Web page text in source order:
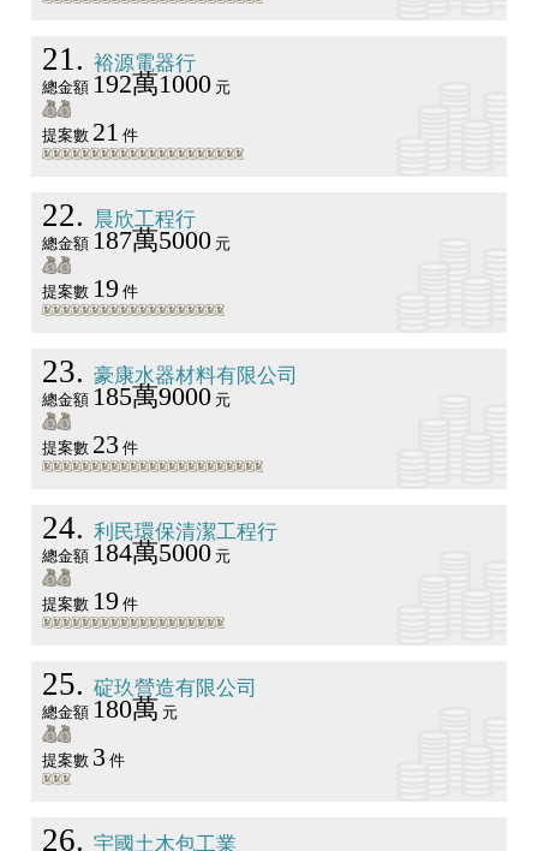
21 裕源電器行
總金額 192萬1000元
提案數 21 件
22 晨欣工程行
總金額 187萬5000元
提案數 19 件
23 豪康水器材料有限公司
總金額 185萬9000元
提案數 23 件
24 利民環保清潔工程行
總金額 184萬5000元
提案數 19 件
25 碇玖營造有限公司
總金額 180萬 元
提案數 3 件
26 宇國土木包工業